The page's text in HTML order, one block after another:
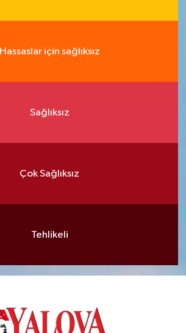
Hassaslar için sağlıksız
Sağlıksız
Çok Sağlıksız
Tehlikeli